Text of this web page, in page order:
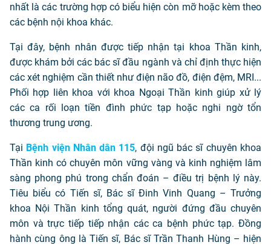
nhất là các trường hợp có biểu hiện còn mỡ hoặc kèm theo
các bệnh nội khoa khác.
Tại đây, bệnh nhân được tiếp nhận tại khoa Thần kinh,
được khám bởi các bác sĩ đầu ngành và chỉ định thực hiện
các xét nghiệm cần thiết như điện não đồ, điện đệm, MRI...
Phối hợp liên khoa với khoa Ngoại Thần kinh giúp xử lý
các ca rối loạn tiền đình phức tạp hoặc nghi ngờ tổn
thương trung ương.
Tại Bệnh viện Nhân dân 115, đội ngũ bác sĩ chuyên khoa
Thần kinh có chuyên môn vững vàng và kinh nghiệm lâm
sàng phong phú trong chẩn đoán – điều trị bệnh lý này.
Tiêu biểu có Tiến sĩ, Bác sĩ Đinh Vinh Quang – Trưởng
khoa Nội Thần kinh tổng quát, người đứng đầu chuyên
môn và trực tiếp tiếp nhận các ca bệnh phức tạp. Đồng
hành cùng ông là Tiến sĩ, Bác sĩ Trần Thanh Hùng – hiện